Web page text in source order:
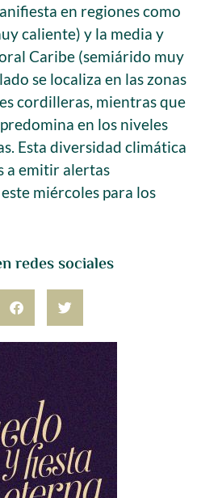
redes sociales
en regiones como
caliente) y la media y
Caribe (semiárido muy
se localiza en las zonas
cordilleras, mientras que
en los niveles
Esta diversidad climática
a emitir alertas
miércoles para los